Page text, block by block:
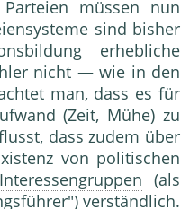
müssen nun
sind bisher
erhebliche
nicht — wie in den
man, dass es für
(Zeit, Mühe) zu
dass zudem über
von politischen
Interessengruppen (als
") verständlich.